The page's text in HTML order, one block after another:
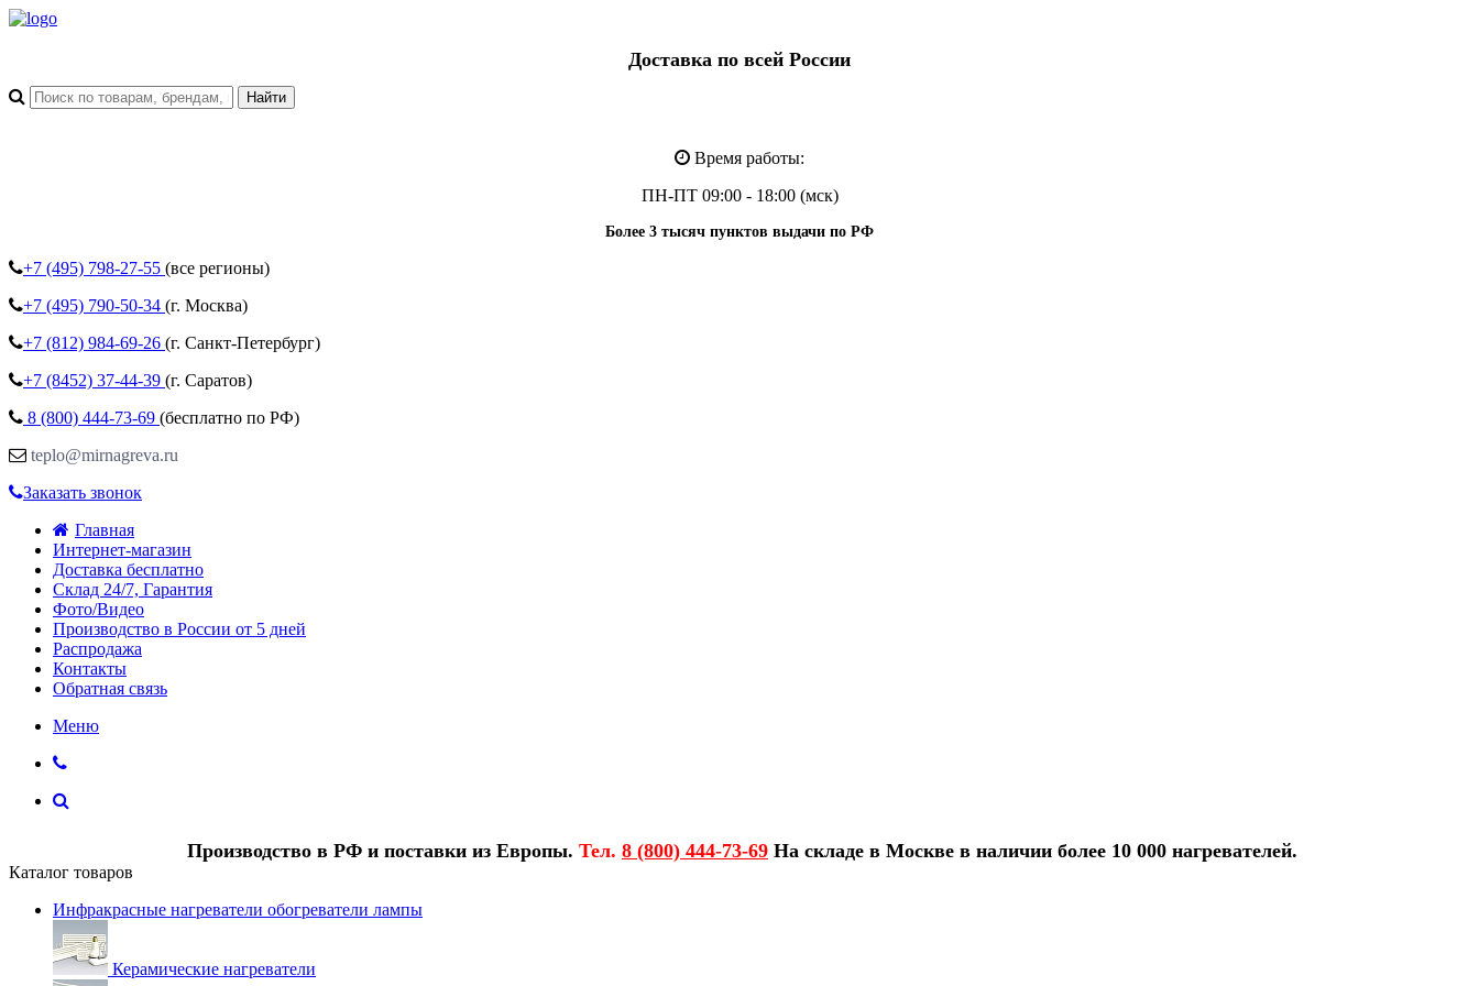
Доставка по всей России
Время работы:
ПН-ПТ 09:00 - 18:00 (мск)
Более 3 тысяч пунктов выдачи по РФ
+7 (495) 798-27-55 (все регионы)
+7 (495) 790-50-34 (г. Москва)
+7 (812) 984-69-26 (г. Санкт-Петербург)
+7 (8452) 37-44-39 (г. Саратов)
8 (800) 444-73-69 (бесплатно по РФ)
teplo@mirnagreva.ru
Заказать звонок
Главная
Интернет-магазин
Доставка бесплатно
Склад 24/7, Гарантия
Фото/Видео
Производство в России от 5 дней
Распродажа
Контакты
Обратная связь
Меню
Производство в РФ и поставки из Европы. Тел. 8 (800) 444-73-69 На складе в Москве в наличии более 10 000 нагревателей.
Каталог товаров
Инфракрасные нагреватели обогреватели лампы
Керамические нагреватели